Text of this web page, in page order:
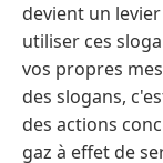
devient un
utiliser ces
vos propres
des slogans,
des actions
gaz à effet de